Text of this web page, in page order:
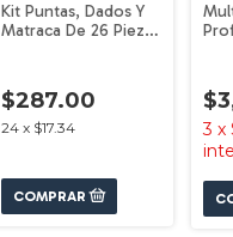
Kit Puntas, Dados Y
Matraca De 26 Piezas
$287.00
24 x $17.34 3 x